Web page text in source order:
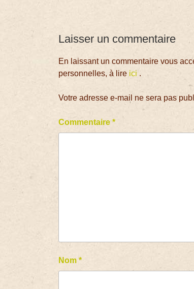
Laisser un commentaire
En laissant un commentaire vous
personnelles, à lire ici .
Votre adresse e-mail ne sera pas
Commentaire*
Nom*